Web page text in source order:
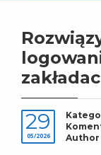
29
05/2026
Author